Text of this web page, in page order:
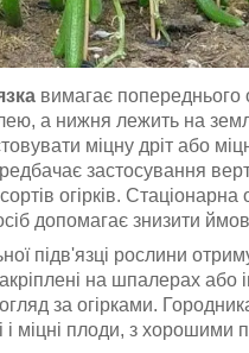
вимагає попереднього
а нижня лежить на
міцну дріт або
застосування
огірків.
допомагає знизити
підв'язці рослини
на шпалерах або
за огірками.
міцні плоди, з хорошими